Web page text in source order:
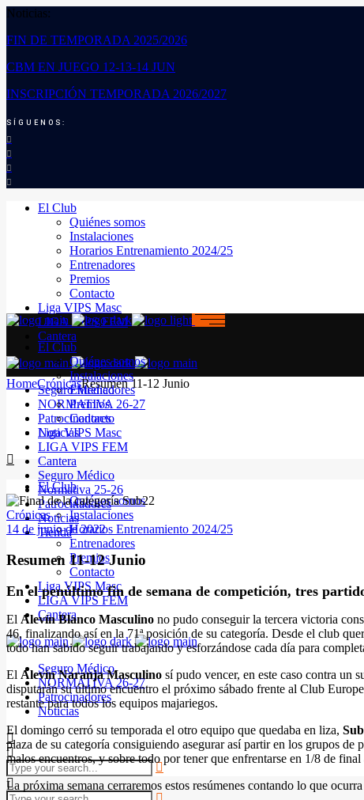
Noticias:
FIN DE TEMPORADA 2025/2026
CBM EN JUEGO 12-13-14 JUN
INSCRIPCIÓN TEMPORADA 2026/2027
SÍGUENOS:
El Club
Quiénes somos
Instalaciones
Horarios Entrenamiento 2024/25
Entrenadores
Premios
Contacto
Liga VIPS Masc
LIGA VIPS FEM
Cantera
Seguro Médico
NORMATIVA 26-27
Patrocinadores
Noticias
El Club
Quiénes somos
Instalaciones
Horarios Entrenamiento 2024/25
Entrenadores
Premios
Contacto
Liga VIPS Masc
LIGA VIPS FEM
Cantera
Seguro Médico
NORMATIVA 26-27
Patrocinadores
Noticias
El Club
Quiénes somos
Instalaciones
Entrenadores
Premios
Contacto
Liga VIPS Masc
LIGA VIPS FEM
Cantera
Seguro Médico
Normativa 25-26
Patrocinadores
Noticias
Tienda
HomeCrónicasResumen 11-12 Junio
Crónicas
14 de junio de 2022
Resumen 11-12 Junio
En el penúltimo fin de semana de competición, tres
El Alevín Blanco Masculino no pudo conseguir la tercera victoria
46, finalizando así en la 71ª posición de su categoría. Desde el club
todo han sabido seguir trabajando y esforzándose cada día para
El Alevín Naranja Masculino sí pudo vencer, en este caso contra un
disputarán su último encuentro el próximo sábado frente al Club
restante para todos los equipos majariegos.
El domingo cerró su temporada el otro equipo que quedaba en liza,
plaza de su categoría consiguiendo asegurar así partir en los grupos
malos encuentros, y sobre todo por tener que enfrentarse en 1/8 de
La próxima semana cerraremos estos resúmenes contando lo que